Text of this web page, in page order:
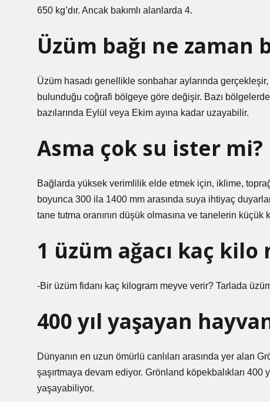
650 kg’dır. Ancak bakımlı alanlarda 4.
Üzüm bağı ne zaman
Üzüm hasadı genellikle sonbahar aylarında
bulunduğu coğrafi bölgeye göre değişir. Bazı
bazılarında Eylül veya Ekim ayına kadar uzayabilir.
Asma çok su ister mi?
Bağlarda yüksek verimlilik elde etmek için, iklime,
boyunca 300 ila 1400 mm arasında suya ihtiyaç
tane tutma oranının düşük olmasına ve tanelerin küçük
1 üzüm ağacı kaç
-Bir üzüm fidanı kaç kilogram meyve verir? Tarlada
400 yıl yaşayan
Dünyanın en uzun ömürlü canlıları arasında yer alan
şaşırtmaya devam ediyor. Grönland köpekbalıkları
yaşayabiliyor.